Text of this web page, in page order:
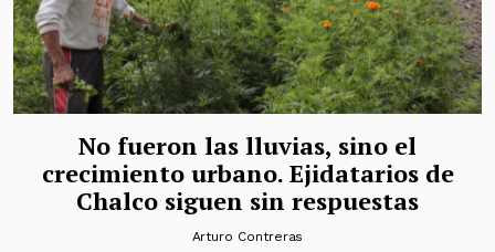
No fueron las lluvias, sino el
crecimiento urbano. Ejidatarios de
Chalco siguen sin respuestas
Arturo Contreras